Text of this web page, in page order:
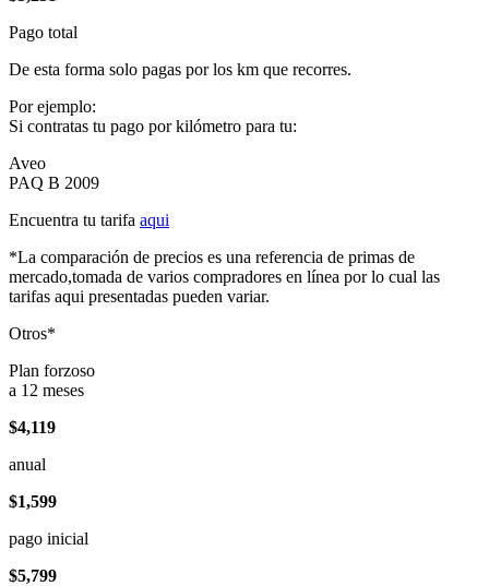
Pago total
De esta forma solo pagas por los km que recorres.
Por ejemplo:
Si contratas tu pago por kilómetro para tu:
Aveo
PAQ B 2009
Encuentra tu tarifa aqui
*La comparación de precios es una referencia de primas de
mercado,tomada de varios compradores en línea por lo cual las
tarifas aqui presentadas pueden variar.
Otros*
Plan forzoso
a 12 meses
$4,119
anual
$1,599
pago inicial
$5,799